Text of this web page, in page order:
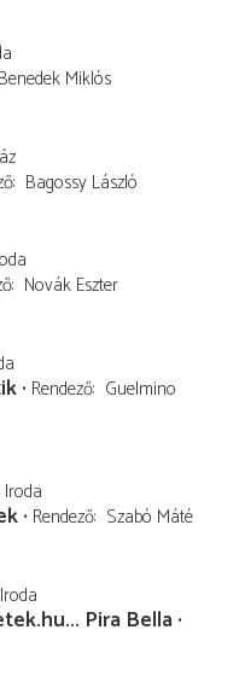
Benedek Miklós
Bagossy László
Novák Eszter
Rendező Guelmino
Rendező Szabó Máté
Pira Bella